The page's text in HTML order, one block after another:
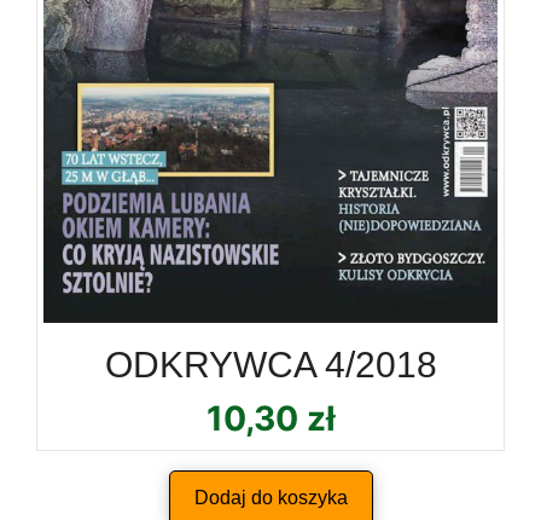
ODKRYWCA 4/2018
10,30 zł
Dodaj do koszyka